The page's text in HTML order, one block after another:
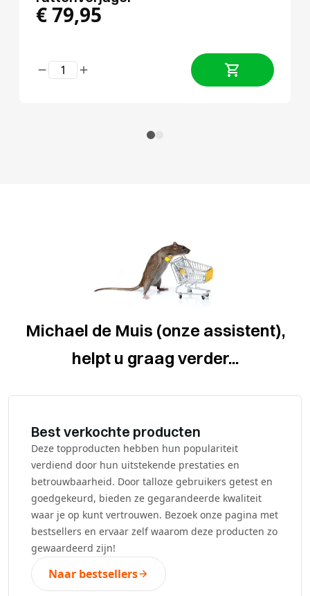
€79,95
Michael de Muis (onze assistent),
helpt u graag verder...
Best verkochte producten
Deze topproducten hebben hun populariteit
verdiend door hun uitstekende prestaties en
betrouwbaarheid. Door talloze gebruikers getest en
goedgekeurd, bieden ze gegarandeerde kwaliteit
waar je op kunt vertrouwen. Bezoek onze pagina met
bestsellers en ervaar zelf waarom deze producten zo
gewaardeerd zijn!
Naar bestsellers